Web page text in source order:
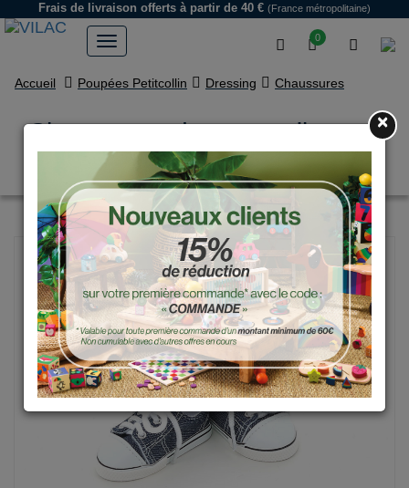
0
Frais de livraison offerts à partir de 40 € (France métropolitaine)
Accueil Poupées Petitcollin Dressing Chaussures
Chaussures de sport toile pour
poupées de 36 à 48 cm
×